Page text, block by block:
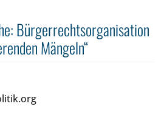
Bürgerrechtsorganisation
Mängeln“